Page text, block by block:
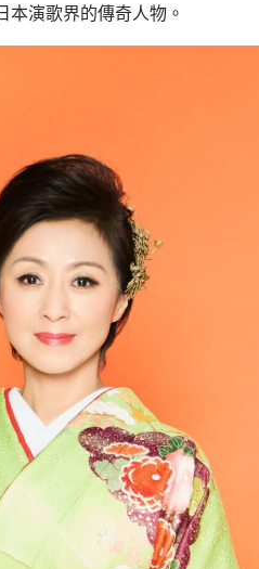
本演歌界的傳奇人物。